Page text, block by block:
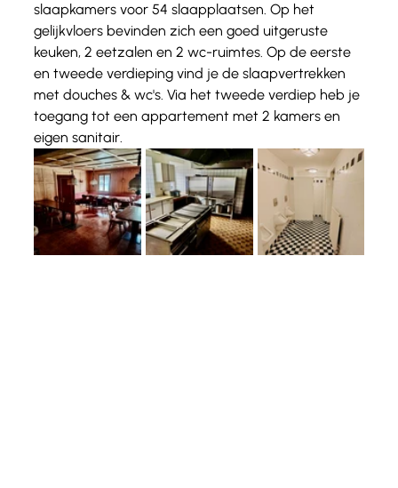
slaapkamers voor 54 slaapplaatsen. Op het
gelijkvloers bevinden zich een goed uitgeruste
keuken, 2 eetzalen en 2 wc-ruimtes. Op de eerste
en tweede verdieping vind je de slaapvertrekken
met douches & wc's. Via het tweede verdiep heb je
toegang tot een appartement met 2 kamers en
eigen sanitair.